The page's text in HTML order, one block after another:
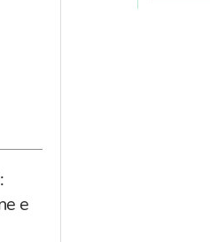
e